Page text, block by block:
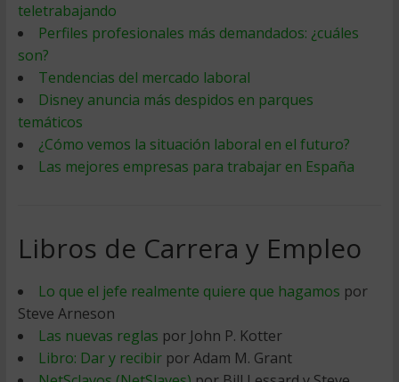
teletrabajando
Perfiles profesionales más demandados: ¿cuáles
son?
Tendencias del mercado laboral
Disney anuncia más despidos en parques
temáticos
¿Cómo vemos la situación laboral en el futuro?
Las mejores empresas para trabajar en España
Libros de Carrera y Empleo
Lo que el jefe realmente quiere que hagamos por
Steve Arneson
Las nuevas reglas por John P. Kotter
Libro: Dar y recibirpor Adam M. Grant